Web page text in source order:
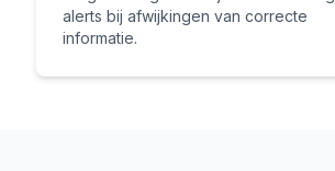
alerts bij afwijkingen van correcte
informatie.